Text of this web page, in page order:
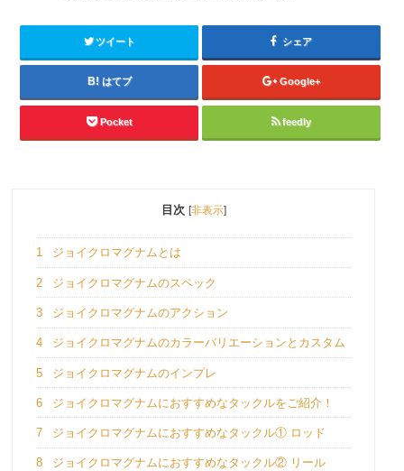
ツイート シェア
はてブ Google+
Pocket feedly
目次 [非表示]
1 ジョイクロマグナムとは
2 ジョイクロマグナムのスペック
3 ジョイクロマグナムのアクション
4 ジョイクロマグナムのカラーバリエーションとカスタム
5 ジョイクロマグナムのインプレ
6 ジョイクロマグナムにおすすめなタックルをご紹介！
7 ジョイクロマグナムにおすすめなタックル① ロッド
8 ジョイクロマグナムにおすすめなタックル② リール